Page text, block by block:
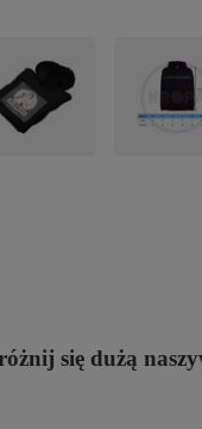
się dużą